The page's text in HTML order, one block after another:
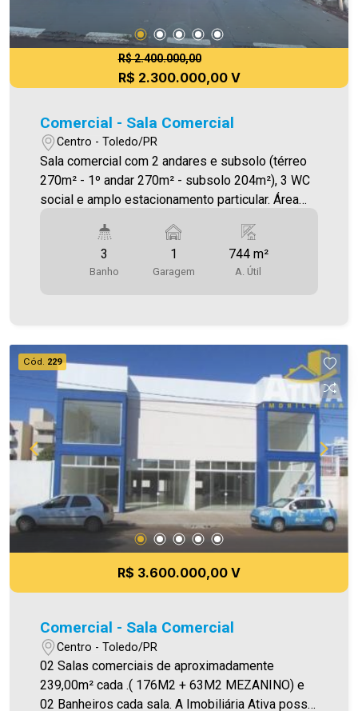
R$ 2.400.000,00
R$ 2.300.000,00 V
Comercial - Sala Comercial
Centro - Toledo/PR
Sala comercial com 2 andares e subsolo (térreo
270m² - 1º andar 270m² - subsolo 204m²), 3 WC
social e amplo estacionamento particular. Área
uma visita! Será cobrado FCI - Fundo de
Conservação do Imóvel - equivalente a 6% do
valor do aluguel * verifique detalhes sobre o FCI
3
Banho
1
Garagem
744 m²
A. Útil
Cód. 229
R$ 3.600.000,00 V
Comercial - Sala Comercial
Centro - Toledo/PR
02 Salas comerciais de aproximadamente
239,00m² cada .( 176M2 + 63M2 MEZANINO) e
02 Banheiros cada sala. A Imobiliária Ativa possui